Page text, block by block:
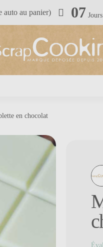
auto au panier) 07 Jours
en chocolat